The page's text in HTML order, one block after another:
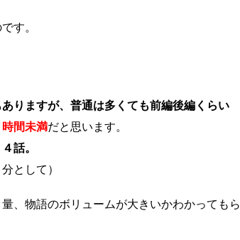
す。
りますが、普通は多くても前編後編くらい
間未満だと思います。
話。
として）
、物語のボリュームが大きいかわかってもら